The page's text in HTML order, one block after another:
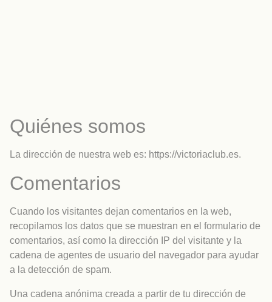
Quiénes somos
La dirección de nuestra web es: https://victoriaclub.es.
Comentarios
Cuando los visitantes dejan comentarios en la web,
recopilamos los datos que se muestran en el formulario de
comentarios, así como la dirección IP del visitante y la
cadena de agentes de usuario del navegador para ayudar
a la detección de spam.
Una cadena anónima creada a partir de tu dirección de